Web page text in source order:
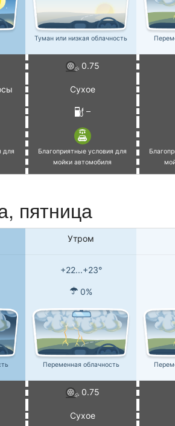
Туман или низкая облачность
0.75
Сухое
–
для
Благоприятные условия для
мойки автомобиля
пятница
Утром
+22...+23°
0%
Переменная облачность
0.75
Сухое